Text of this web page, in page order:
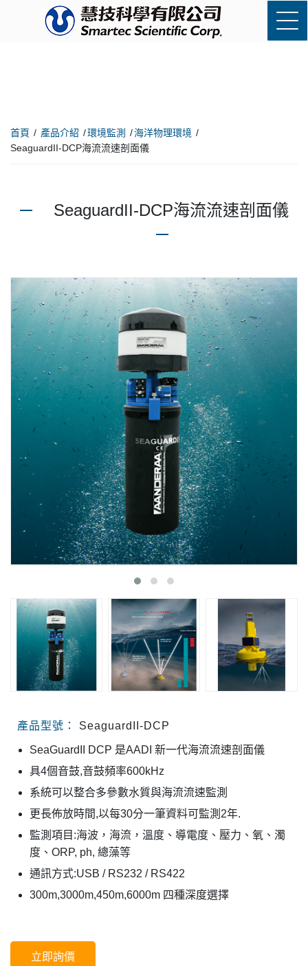
首頁 產品介紹 環境監測
海洋物理環境
SeaguardII-DCP海流流速剖面儀
SeaguardII-DCP海流流速剖面儀
產品型號： SeaguardII-DCP
SeaGuardII DCP 是AADI 新一代海流流速剖面儀
具4個音鼓,音鼓頻率600kHz
系統可以整合多參數水質與海流流速監測
更長佈放時間,以每30分一筆資料可監測2年.
監測項目:海波，海流，溫度、導電度、壓力、氧、濁
度、ORP, ph, 總藻等
通訊方式:USB / RS232 / RS422
300m,3000m,450m,6000m 四種深度選擇
立即詢價